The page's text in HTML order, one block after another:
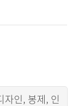
자인, 봉제, 인